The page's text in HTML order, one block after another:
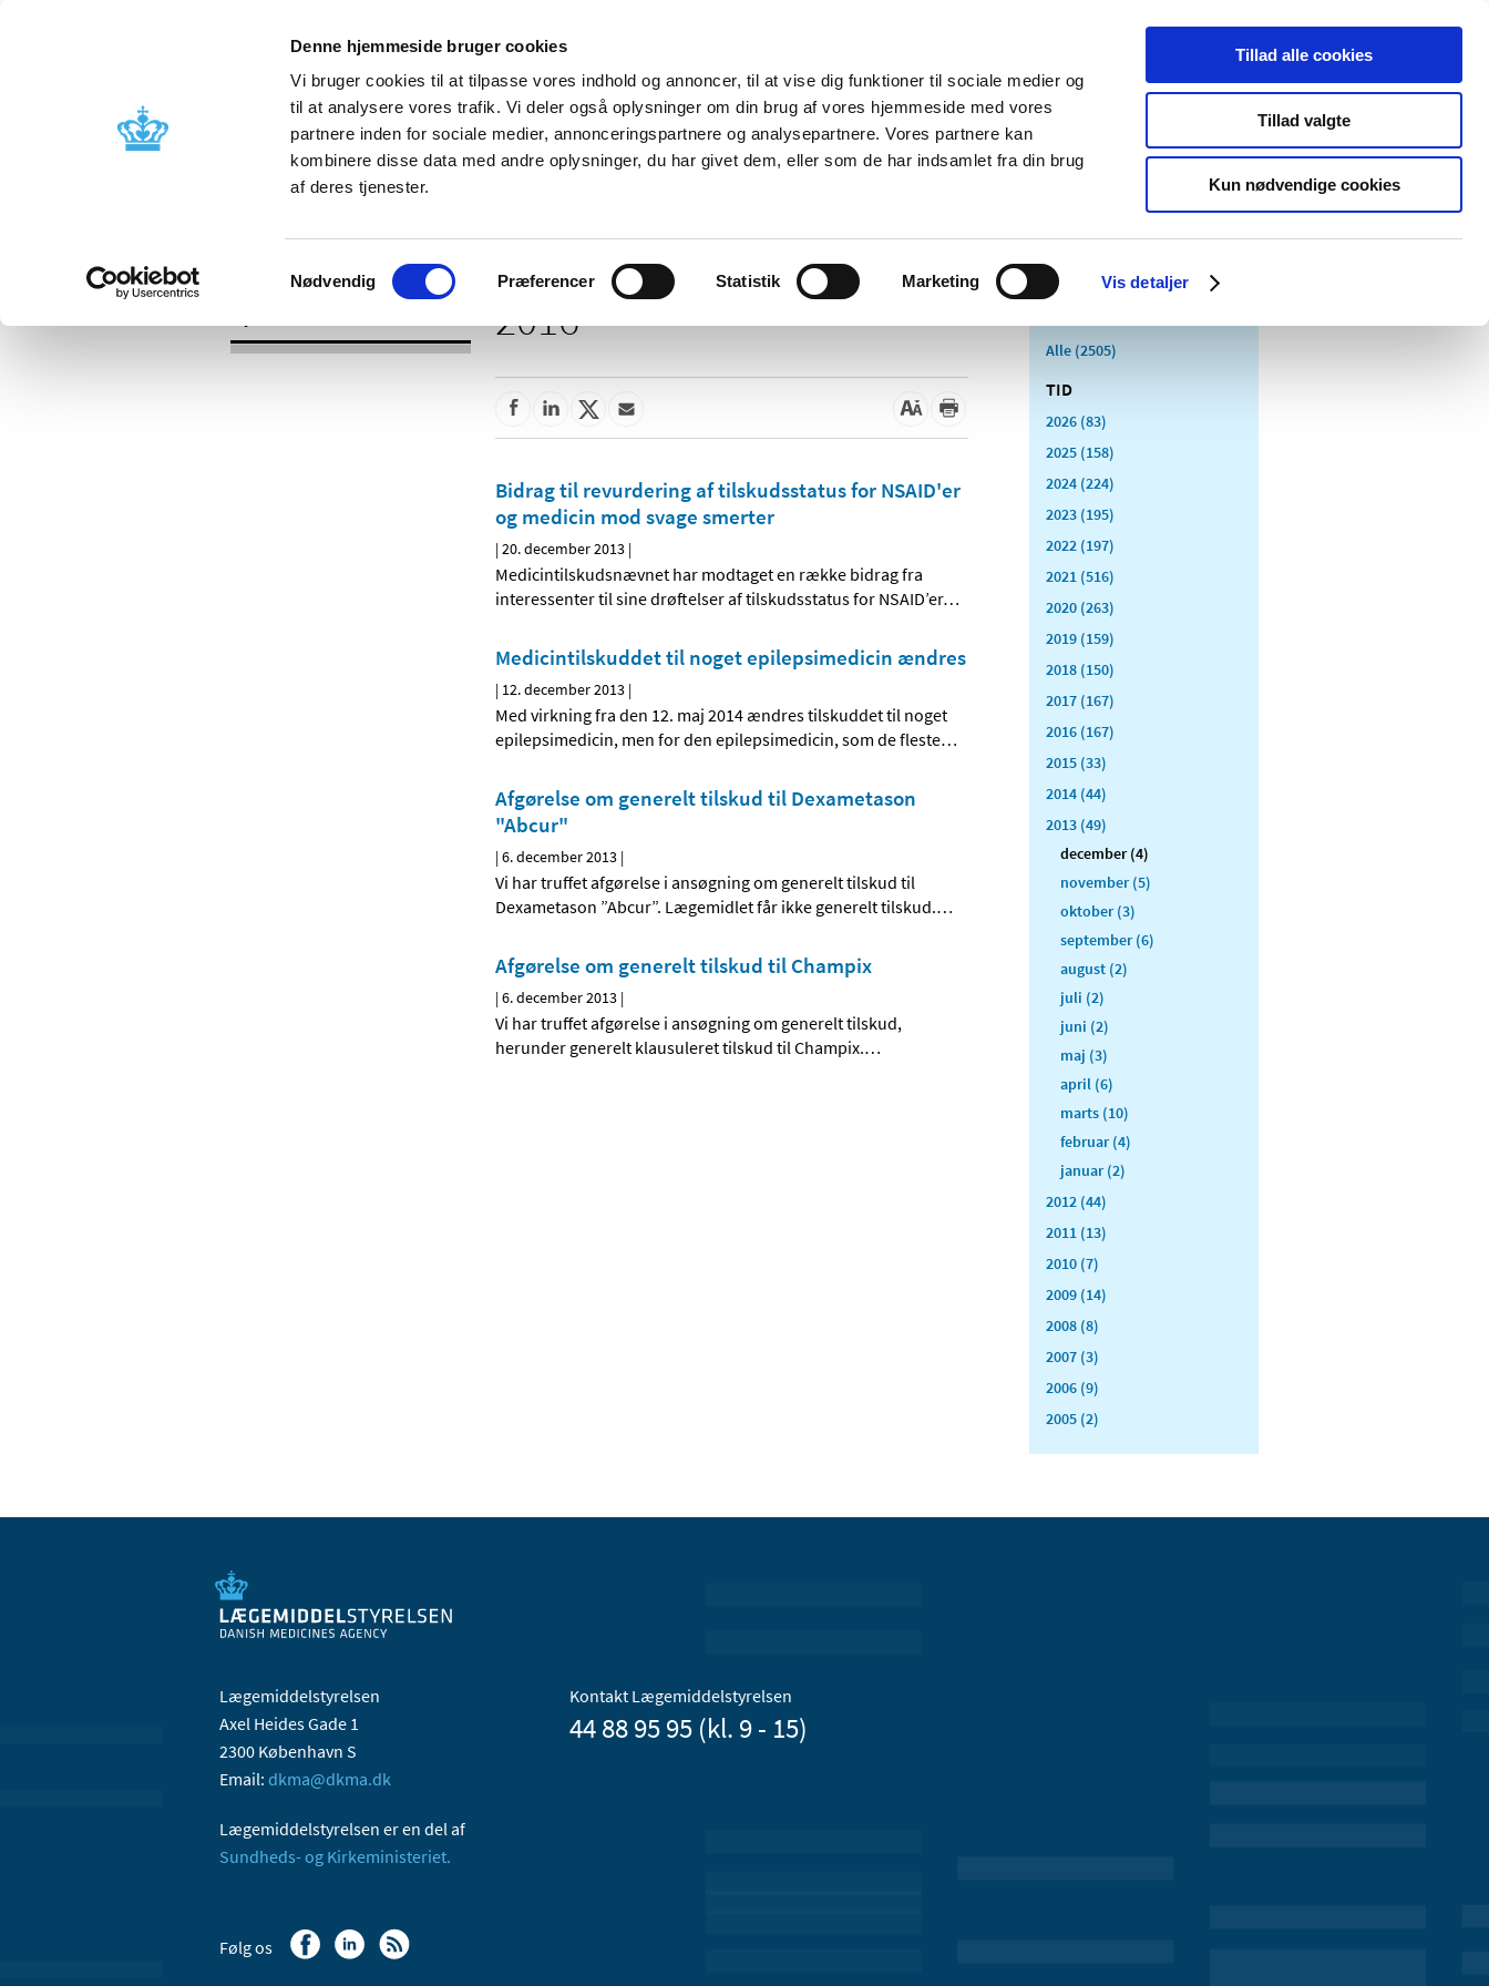
Denne hjemmeside bruger cookies
Vi bruger cookies til at tilpasse vores indhold og annoncer, til at vise dig funktioner til sociale medier og
til at analysere vores trafik. Vi deler også oplysninger om din brug af vores hjemmeside med vores
partnere inden for sociale medier, annonceringspartnere og analysepartnere. Vores partnere kan
kombinere disse data med andre oplysninger, du har givet dem, eller som de har indsamlet fra din brug
af deres tjenester.
Samtykkevalg
Nødvendig Præferencer Statistik Marketing Vis detaljer
Tillad alle cookies
Tillad valgte
Kun nødvendige cookies
Nyheder Om os Kontakt Udgivelser
Godkendelse og
Bivirkninger og
produktinformation
Tilskud og
Apoteker og salg af
Medicinsk
Særlige
produktområder
2016
Bidrag til revurdering af tilskudsstatus for NSAID'er
og medicin mod svage smerter
|20. december 2013 |
Medicintilskudsnævnet har modtaget en række bidrag fra
interessenter til sine drøftelser af tilskudsstatus for NSAID’er…
Medicintilskuddet til noget epilepsimedicin ændres
| 12. december 2013 |
Med virkning fra den 12. maj 2014 ændres tilskuddet til noget
epilepsimedicin, men for den epilepsimedicin, som de fleste…
Afgørelse om generelt tilskud til Dexametason
"Abcur"
|6. december 2013 |
Vi har truffet afgørelse i ansøgning om generelt tilskud til
Dexametason ”Abcur”. Lægemidlet får ikke generelt tilskud.…
Afgørelse om generelt tilskud til Champix
|6. december 2013 |
Vi har truffet afgørelse i ansøgning om generelt tilskud,
herunder generelt klausuleret tilskud til Champix.…
Alle (2505)
TID
2026 (83)
2025 (158)
2024 (224)
2023 (195)
2022 (197)
2021 (516)
2020 (263)
2019 (159)
2018 (150)
2017 (167)
2016 (167)
2015 (33)
2014 (44)
2013 (49)
december (4)
november (5)
oktober (3)
september (6)
august (2)
juli (2)
juni (2)
maj (3)
april (6)
marts (10)
februar (4)
januar (2)
2012 (44)
2011 (13)
2010 (7)
2009 (14)
2008 (8)
2007 (3)
2006 (9)
2005 (2)
Lægemiddelstyrelsen
Axel Heides Gade 1
2300 København S
Email: dkma@dkma.dk
Lægemiddelstyrelsen er en del af
Sundheds- og Kirkeministeriet.
Kontakt Lægemiddelstyrelsen
44 88 95 95 (kl. 9 - 15)
Følg os